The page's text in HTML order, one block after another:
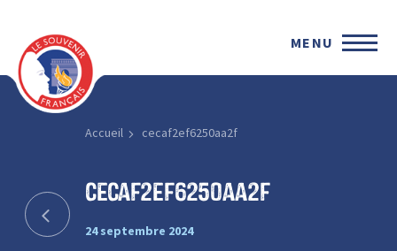
MENU
Accueil cecaf2ef6250aa2f
cecaf2ef6250aa2f
24 septembre 2024